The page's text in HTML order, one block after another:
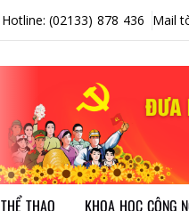
Hotline: (02133) 878 436 Mail
THỂ THAO KHOA HỌC CÔNG